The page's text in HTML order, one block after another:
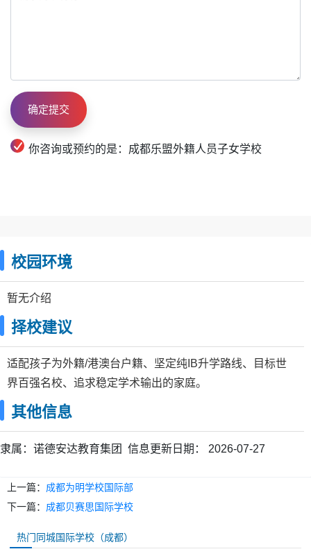
你咨询或预约的是：成都‌乐盟外籍人员子女学校
校园环境
暂无介绍
择校建议
适配孩子为外籍/港澳台户籍、坚定纯IB升学路线、目标世
界百强名校、追求稳定学术输出的家庭。
其他信息
隶属： 诺德安达教育集团 信息更新日期： 2026-07-27
上一篇： 成都为明学校国际部
下一篇： 成都贝赛思国际学校
热门同城国际学校（成都）